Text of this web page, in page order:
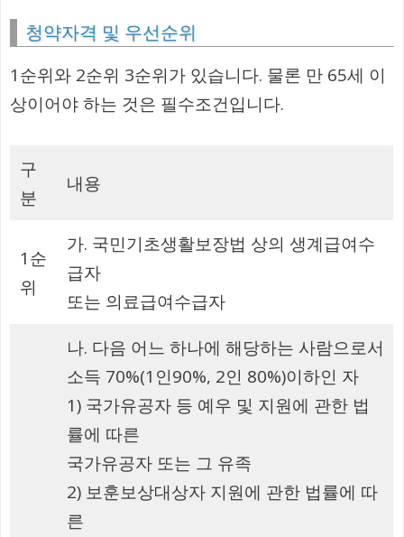
청약자격 및 우선순위
1순위와 2순위 3순위가 있습니다. 물론 만 65세 이
상이어야 하는 것은 필수조건입니다.
구
분
내용
1순
위
가. 국민기초생활보장법 상의 생계급여수
급자
또는 의료급여수급자
나. 다음 어느 하나에 해당하는 사람으로서
소득 70%(1인90%, 2인 80%)이하인 자
1) 국가유공자 등 예우 및 지원에 관한 법
률에 따른
국가유공자 또는 그 유족
2) 보훈보상대상자 지원에 관한 법률에 따
른